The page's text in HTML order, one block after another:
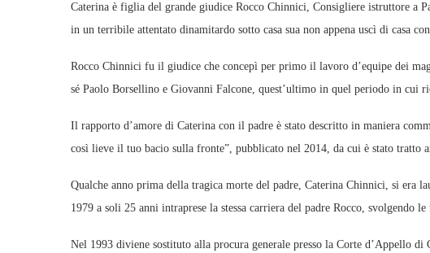
Caterina è figlia del grande giudice Rocco Chinnici, Consigliere istruttore a
in un terribile attentato dinamitardo sotto casa sua non appena uscì di casa
Rocco Chinnici fu il giudice che concepì per primo il lavoro d’equipe dei
sé Paolo Borsellino e Giovanni Falcone, quest’ultimo in quel periodo in cui
Il rapporto d’amore di Caterina con il padre è stato descritto in maniera
così lieve il tuo bacio sulla fronte”, pubblicato nel 2014, da cui è stato tratto
Qualche anno prima della tragica morte del padre, Caterina Chinnici, si era
1979 a soli 25 anni intraprese la stessa carriera del padre Rocco, svolgendo
Nel 1993 diviene sostituto alla procura generale presso la Corte d’Appello di